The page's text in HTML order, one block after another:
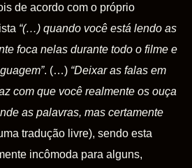
de acordo com o próprio
“(…) quando você está lendo as
foca nelas durante todo o filme e
. (…) “Deixar as falas em
com que você realmente os ouça
as palavras, mas certamente
tradução livre), sendo esta
incômoda para alguns,